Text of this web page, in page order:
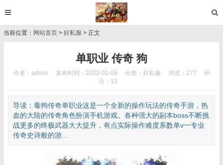
当前位置： 网站首页 > 好私服 > 正文
单职业 传奇 狗
作者：admin 发布时间：2022-01-06 分类： 好私服 浏览：277
评
论：13
导读：毒狗传奇单职业这是一个全新的操作玩法的传奇手游，热
血的大陆的传奇角色扮演手机游戏。各种强大的副本boss不断挑
战更多的终极武器大大提升，有点实际操作难度系数单v一专业
传奇史诗般的游...